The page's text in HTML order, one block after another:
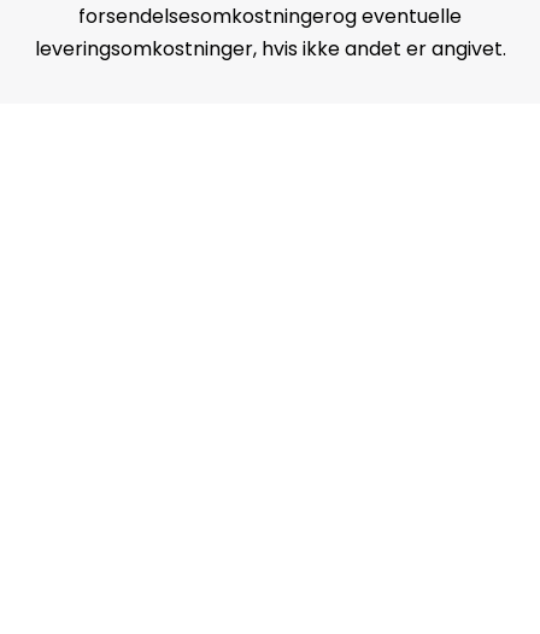
forsendelsesomkostningerog eventuelle
leveringsomkostninger, hvis ikke andet er angivet.